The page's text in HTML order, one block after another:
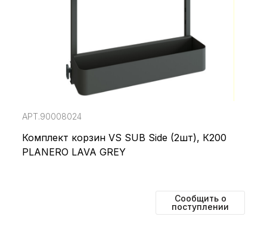
АРТ.90008024
Комплект корзин VS SUB Side (2шт), К200
PLANERO LAVA GREY
Сообщить о
поступлении